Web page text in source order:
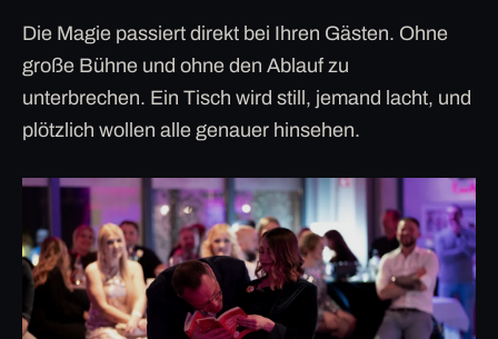
Die Magie passiert direkt bei Ihren Gästen. Ohne
große Bühne und ohne den Ablauf zu
unterbrechen. Ein Tisch wird still, jemand lacht, und
plötzlich wollen alle genauer hinsehen.